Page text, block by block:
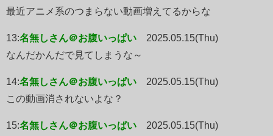
最近アニメ系のつまらない動画増えてるからな
13:名無しさん＠お腹いっぱい
2025.05.15(Thu)
なんだかんだで見てしまうな～
14:名無しさん＠お腹いっぱい
2025.05.15(Thu)
この動画消されないよな？
15:名無しさん＠お腹いっぱい
2025.05.15(Thu)